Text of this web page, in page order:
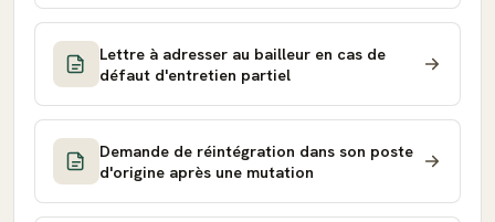
Lettre à adresser au bailleur en cas de
défaut d'entretien partiel
Demande de réintégration dans son poste
d'origine après une mutation